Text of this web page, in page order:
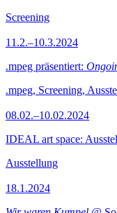
Screening
11.2.–10.3.2024
.mpeg präsentiert:
.mpeg, Screening,
08.02.–10.02.2024
IDEAL art space:
Ausstellung
18.1.2024